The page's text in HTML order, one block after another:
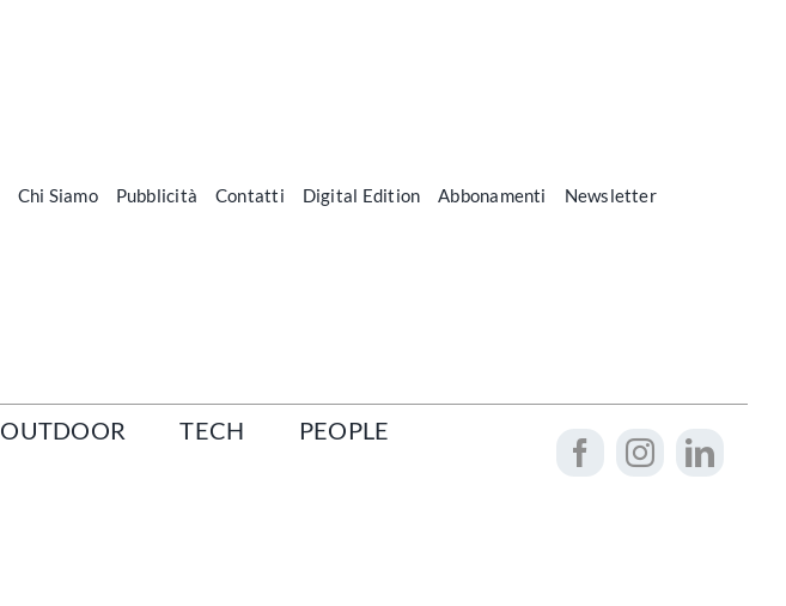
Chi Siamo Pubblicità Contatti Digital Edition Abbonamenti Newsletter
OUTDOOR TECH
PEOPLE